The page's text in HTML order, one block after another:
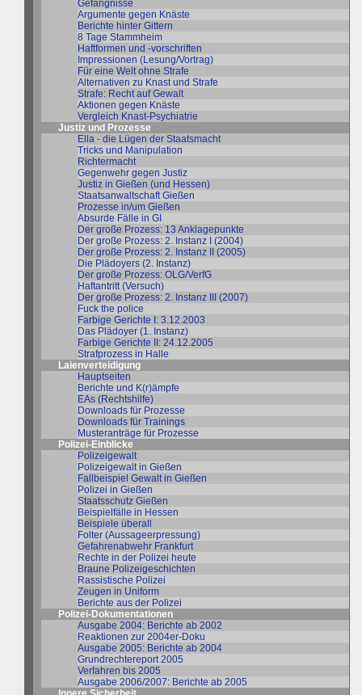
Gefängnisse
Argumente gegen Knäste
Berichte hinter Gittern
8 Tage Stammheim
Haftformen und -vorschriften
Impressionen (Lesung/Vortrag)
Für eine Welt ohne Strafe
Alternativen zu Knast und Strafe
Strafe: Recht auf Gewalt
Aktionen gegen Knäste
Vergleich Knast-Psychiatrie
Justiz und Prozesse
Ella - die Lügen der Staatsmacht
Tricks und Manipulation
Richtermacht
Gegenwehr gegen Justiz
Justiz in Gießen (und Hessen)
Staatsanwaltschaft Gießen
Prozesse in/um Gießen
Absurde Fälle in GI
Der große Prozess: 13 Anklagepunkte
Der große Prozess: 2. Instanz I (2004)
Der große Prozess: 2. Instanz II (2005)
Die Plädoyers (2. Instanz)
Der große Prozess: OLG/VerfG
Haftantritt (Versuch)
Der große Prozess: 2. Instanz III (2007)
Fuck the police
Farbige Gerichte I: 3.12.2003
Das Plädoyer (1. Instanz)
Farbige Gerichte II: 24.12.2005
Strafprozess in Halle
Laienverteidigung
Hauptseiten
Berichte und K(r)ämpfe
EAs (Rechtshilfe)
Downloads für Prozesse
Downloads für Trainings
Musteranträge für Prozesse
Polizei-Einblicke
Polizeigewalt
Polizeigewalt in Gießen
Fallbeispiel Gewalt in Gießen
Polizei in Gießen
Staatsschutz Gießen
Beispielfälle in Hessen
Beispiele überall
Folter (Aussageerpressung)
Gefahrenabwehr Frankfurt
Rechte in der Polizei heute
Braune Polizeigeschichten
Rassistische Polizei
Zeugen in Uniform
Berichte aus der Polizei
Polizei-Dokumentationen
Ausgabe 2004: Berichte ab 2002
Reaktionen zur 2004er-Doku
Ausgabe 2005: Berichte ab 2004
Grundrechtereport 2005
Verfahren bis 2005
Ausgabe 2006/2007: Berichte ab 2005